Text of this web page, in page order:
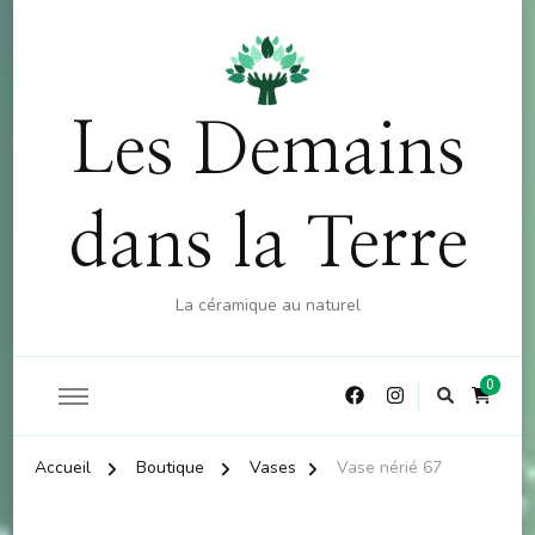
d'achat - CODE : CKDO10
Les Demains
dans la Terre
La céramique au naturel
0
Accueil Boutique Vases Vase nérié 67